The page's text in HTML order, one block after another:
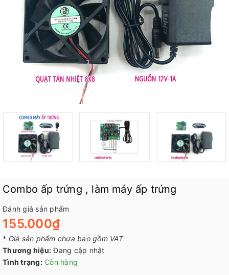
Combo ấp trứng , làm máy ấp trứng
Đánh giá sản phẩm
155.000₫
* Giá sản phẩm chưa bao gồm VAT
Thương hiệu: Đang cập nhật
Tình trạng: Còn hàng